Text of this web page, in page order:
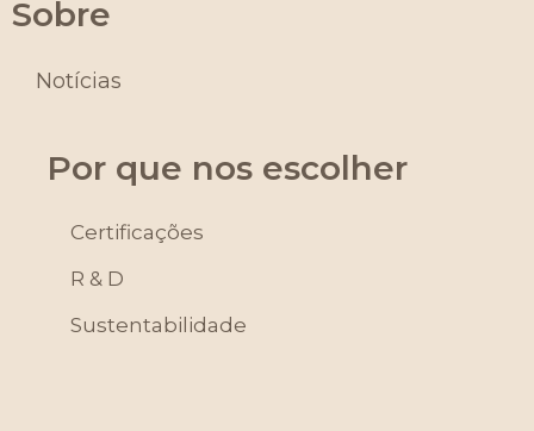
Sobre
Notícias
Por que nos escolher
Certificações
R & D
Sustentabilidade